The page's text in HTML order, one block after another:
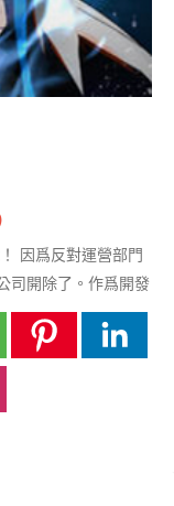
因爲反對運營部門
司開除了。作爲開發
創造的世界…所以終
的最終BOSS，親手